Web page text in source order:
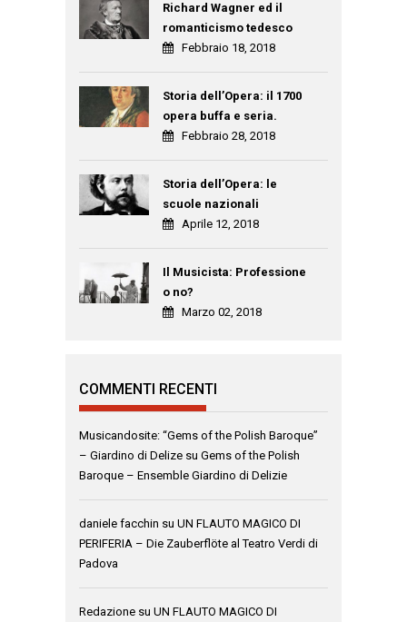
Richard Wagner ed il
romanticismo tedesco
Febbraio 18, 2018
Storia dell’Opera: il 1700
opera buffa e seria.
Febbraio 28, 2018
Storia dell’Opera: le
scuole nazionali
Aprile 12, 2018
Il Musicista: Professione
o no?
Marzo 02, 2018
COMMENTI RECENTI
Musicandosite: “Gems of the Polish Baroque”
– Giardino di Delize su Gems of the Polish
Baroque – Ensemble Giardino di Delizie
daniele facchin su UN FLAUTO MAGICO DI
PERIFERIA – Die Zauberflöte al Teatro Verdi di
Padova
Redazione su UN FLAUTO MAGICO DI